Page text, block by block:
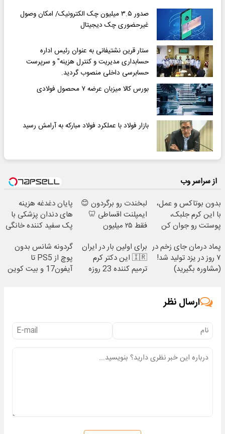
صدور ۳.۵ میلیون چک الکترونیک/ امکان وصول
غیرحضوری چک دیجیتال
ستار قرین نشتیفانی به عنوان رئیس اداره
حسابداری مدیریت و کنترل هزینه" و سرپرست
حسابرسی داخلی منصوب گردید.
بورس کالا میزبان عرضه ۷ محصول فولادی
بازار فولاد با عملکرد فولاد مبارکه به آرامش رسید
از سراسر وب
بدون بوتاکس و عمل،
با این کرم جلبک،
پوستت رو جوان کن
لبخندت رو برگردون 😊
ایمپلنت اقساطی 🦷
فقط ۲۵ میلیون
پایان دغدغه هزینه
های دندان پزشکی با
پک سفید کننده خانگی
پماد درمان جای زخم در
۷ روز در یزد تولید شد!
(مشاوره بگیرید)
برای اولین بار در ایران
🇮🇷 این دکتر کرم
ترمیم کننده 23 روزه
گردونه شانس بدون
پوچ از PS5 تا
آیفون17 و بیت کوین
ارسال نظر